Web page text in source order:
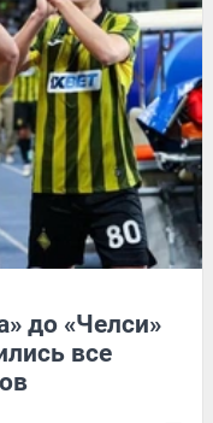
до «Челси»
все